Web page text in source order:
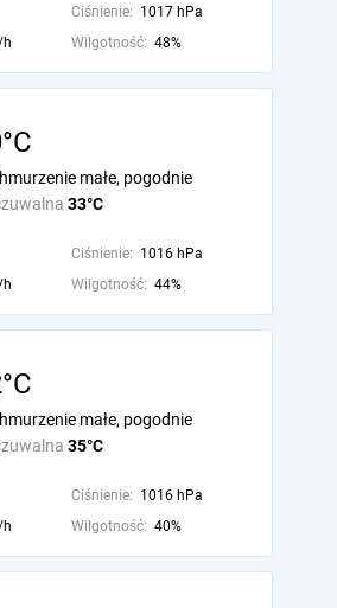
Ciśnienie: 1017 hPa
h Wilgotność: 48%
33°C
małe, pogodnie
Ciśnienie: 1016 hPa
h Wilgotność: 44%
35°C
małe, pogodnie
Ciśnienie: 1016 hPa
h Wilgotność: 40%